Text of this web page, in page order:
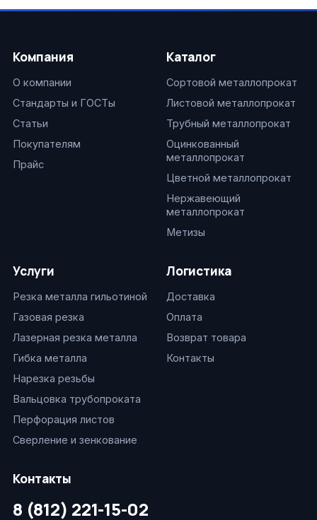
Компания
О компании
Стандарты и ГОСТы
Статьи
Покупателям
Прайс
Каталог
Сортовой металлопрокат
Листовой металлопрокат
Трубный металлопрокат
Оцинкованный
металлопрокат
Цветной металлопрокат
Нержавеющий
металлопрокат
Метизы
Услуги
Резка металла гильотиной
Газовая резка
Лазерная резка металла
Гибка металла
Нарезка резьбы
Вальцовка трубопроката
Перфорация листов
Сверление и зенкование
Логистика
Доставка
Оплата
Возврат товара
Контакты
Контакты
8 (812) 221-15-02